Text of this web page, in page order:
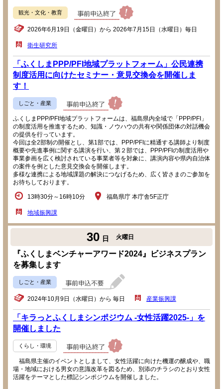
観光・文化・教育
2026年6月19日（金曜日）から 2026年7月15日（水曜日）毎日
衛生研究所
「ふくしまPPP/PFI地域プラットフォーム」公民連携
制度活用に向けたセミナー・意見交換会を開催しま
す！
しごと・産業
ふくしまPPP/PFI地域プラットフォームは、福島県内全域で「PPP/PFI」
の制度活用を推進するため、知識・ノウハウの共有や関係団体の対話機会
の提供を行っています。
今回は全2部制の開催とし、第1部では、PPP/PFIに精通する講師より制度
概要や先進事例に関する講演を行い、第２部では、PPP/PFIの制度活用や
事業参画を広く検討されている事業者等を対象に、講演内容や県内自治体
の案件を例とした意見交換会を開催します。
多様な連携による地域課題の解決につなげるため、広く皆さまのご参加を
お待ちしております。
13時30分～16時10分 福島県庁 本庁舎5F正庁
地域振興課
30 日 火曜日
『ふくしまベンチャーアワード2024』ビジネスプラン
を募集します
しごと・産業
2024年10月9日（水曜日）から 毎日 産業振興課
「キラっとふくしまシンポジウム -女性活躍2025-」を
開催しました
くらし・環境
福島県主催のイベントとしまして、女性活躍に向けた機運の醸成や、職
場・地域における男女の意識改革を図るため、別添のチラシのとおり女性
活躍をテーマとした標記シンポジウムを開催しました。